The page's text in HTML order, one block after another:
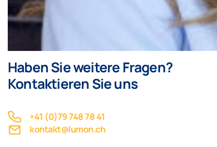
Haben Sie weitere Fragen?
Kontaktieren Sie uns
+41 (0)79 748 78 41
kontakt@lumon.ch